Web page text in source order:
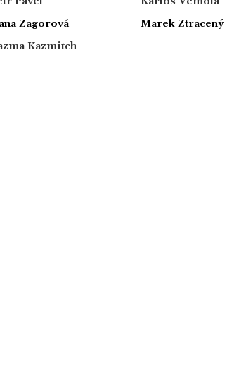
Zagorová
Kazmitch
Marek Ztracený